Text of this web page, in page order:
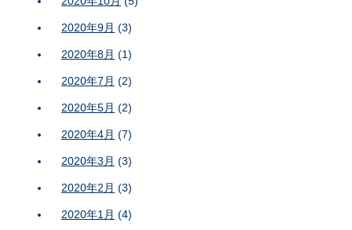
2020年9月 (3)
2020年8月 (1)
2020年7月 (2)
2020年5月 (2)
2020年4月 (7)
2020年3月 (3)
2020年2月 (3)
2020年1月 (4)